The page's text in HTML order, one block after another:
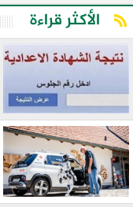
الأكثر قراءة